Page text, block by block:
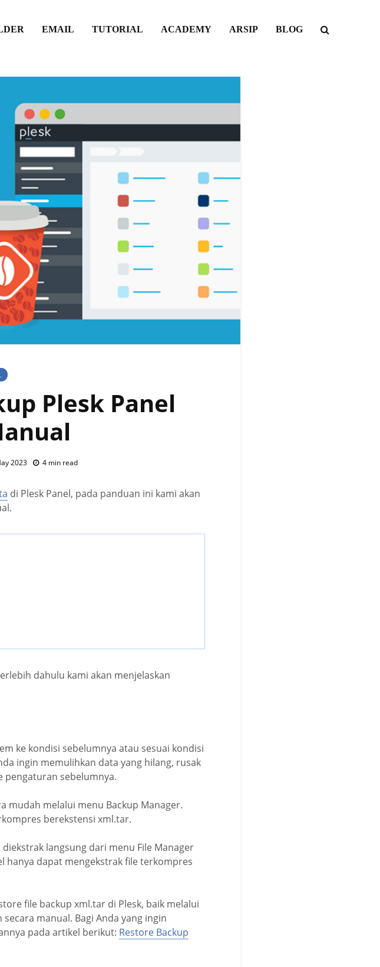
EMAIL TUTORIAL ACADEMY ARSIP BLOG
Plesk Panel
2023 4 min read
di Plesk Panel, pada panduan ini kami akan
dahulu kami akan menjelaskan
ke kondisi sebelumnya atau sesuai kondisi
ingin memulihkan data yang hilang, rusak
pengaturan sebelumnya.
mudah melalui menu Backup Manager.
berekstensi xml.tar.
langsung dari menu File Manager
hanya dapat mengekstrak file terkompres
file backup xml.tar di Plesk, baik melalui
manual. Bagi Anda yang ingin
pada artikel berikut: Restore Backup